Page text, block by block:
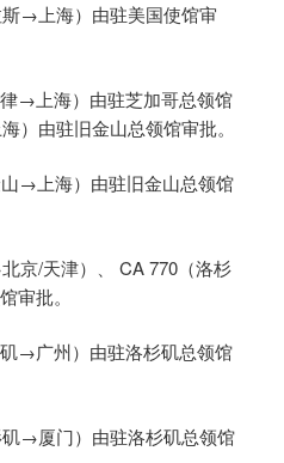
斯→上海）由驻美国使馆审
律→上海）由驻芝加哥总领馆
）由驻旧金山总领馆审批。
山→上海）由驻旧金山总领馆
京/天津）、 CA 770（洛杉
审批。
矶→广州）由驻洛杉矶总领馆
矶→厦门）由驻洛杉矶总领馆